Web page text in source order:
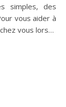
simples, des
vous aider à
vous lors…